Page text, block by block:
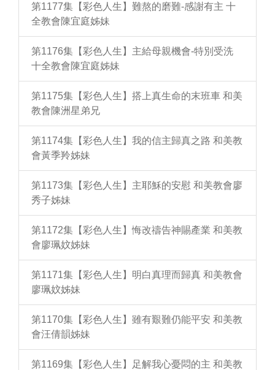
第1177集【彩色人生】難熬的磨難-感謝有主 十
全教會陳宜庭姊妹
第1176集【彩色人生】主給母親機會-特別受洗
十全教會陳宜庭姊妹
第1175集【彩色人生】搭上真生命的末班車 和美
教會陳洲星弟兄
第1174集【彩色人生】我的信主歸真之路 和美教
會黃季羚姊妹
第1173集【彩色人生】主耶穌的安慰 和美教會廖
秀子姊妹
第1172集【彩色人生】悔改禱告神賜產業 和美教
會廖珮妏姊妹
第1171集【彩色人生】明白真理而歸真 和美教會
廖珮妏姊妹
第1170集【彩色人生】雖有艱難仍能平安 和美教
會汪倩韻姊妹
第1169集【彩色人生】足解我心憂悶的主 和美教